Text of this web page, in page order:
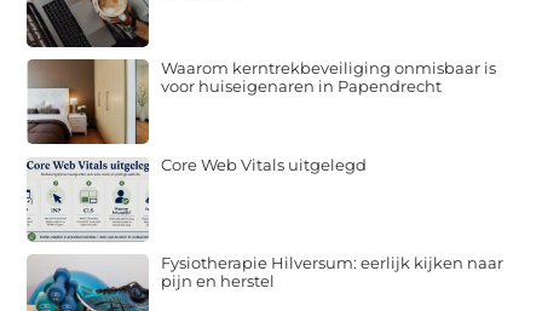
Waarom kerntrekbeveiliging onmisbaar is
voor huiseigenaren in Papendrecht
Core Web Vitals uitgelegd
Fysiotherapie Hilversum: eerlijk kijken naar
pijn en herstel